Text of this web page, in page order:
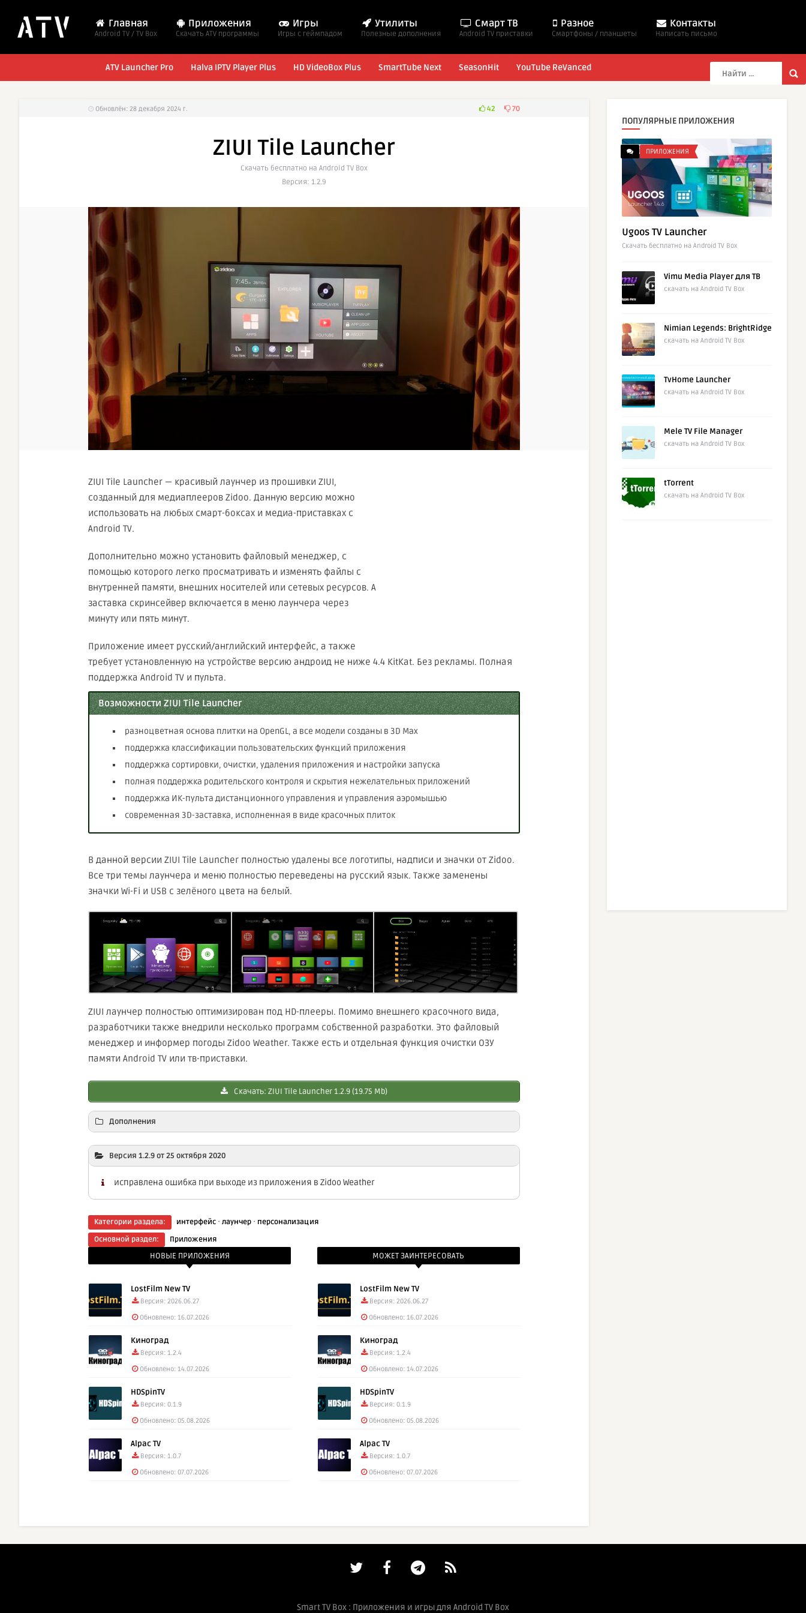
Главная
Android TV / TV Box
Приложения
Cкачать ATV программы
Игры
Игры с геймпадом
Утилиты
Полезные дополнения
Смарт ТВ
Android TV приставки
Разное
Смартфоны / планшеты
Контакты
Написать письмо
ATV Launcher Pro Halva IPTV Player Plus HD VideoBox Plus SmartTube Next SeasonHit YouTube ReVanced
Обновлён: 28 декабря 2024 г. 42 70
ZIUI Tile Launcher
Cкачать бесплатно на Android TV Box
Версия: 1.2.9
ZIUI Tile Launcher — красивый лаунчер из прошивки ZIUI,
созданный для медиаплееров Zidoo. Данную версию можно
использовать на любых смарт-боксах и медиа-приставках с
Android TV.
Дополнительно можно установить файловый менеджер, с
помощью которого легко просматривать и изменять файлы с
внутренней памяти, внешних носителей или сетевых ресурсов. А
заставка скринсейвер включается в меню лаунчера через
минуту или пять минут.
Приложение имеет русский/английский интерфейс, а также
требует установленную на устройстве версию андроид не ниже 4.4 KitKat. Без рекламы. Полная
поддержка Android TV и пульта.
Возможности ZIUI Tile Launcher
разноцветная основа плитки на OpenGL, а все модели созданы в 3D Max
поддержка классификации пользовательских функций приложения
поддержка сортировки, очистки, удаления приложения и настройки запуска
полная поддержка родительского контроля и скрытия нежелательных приложений
поддержка ИК-пульта дистанционного управления и управления аэромышью
современная 3D-заставка, исполненная в виде красочных плиток
В данной версии ZIUI Tile Launcher полностью удалены все логотипы, надписи и значки от Zidoo.
Все три темы лаунчера и меню полностью переведены на русский язык. Также заменены
значки Wi-Fi и USB с зелёного цвета на белый.
ZIUI лаунчер полностью оптимизирован под HD-плееры. Помимо внешнего красочного вида,
разработчики также внедрили несколько программ собственной разработки. Это файловый
менеджер и информер погоды Zidoo Weather. Также есть и отдельная функция очистки ОЗУ
памяти Android TV или тв-приставки.
Скачать: ZIUI Tile Launcher 1.2.9 (19.75 Mb)
Дополнения
Скачать: Zidoo File Explorer 2.4.9 (6.35 Mb)
Версия 1.2.9 от 25 октября 2020
исправлена ошибка при выходе из приложения в Zidoo Weather
Категории раздела: интерфейс · лаунчер · персонализация
Основной раздел:
Приложения
НОВЫЕ ПРИЛОЖЕНИЯ
LostFilm New TV
Версия: 2026.06.27
Обновлено: 16.07.2026
Киноград
Версия: 1.2.4
Обновлено: 14.07.2026
HDSpinTV
Версия: 0.1.9
Обновлено: 05.08.2026
Alpac TV
Версия: 1.0.7
Обновлено: 07.07.2026
МОЖЕТ ЗАИНТЕРЕСОВАТЬ
LostFilm New TV
Версия: 2026.06.27
Обновлено: 16.07.2026
Киноград
Версия: 1.2.4
Обновлено: 14.07.2026
HDSpinTV
Версия: 0.1.9
Обновлено: 05.08.2026
Alpac TV
Версия: 1.0.7
Обновлено: 07.07.2026
ПОПУЛЯРНЫЕ ПРИЛОЖЕНИЯ
ПРИЛОЖЕНИЯ
Ugoos TV Launcher
Cкачать бесплатно на Android TV Box
Vimu Media Player для ТВ
скачать на Android TV Box
Nimian Legends: BrightRidge
скачать на Android TV Box
TvHome Launcher
скачать на Android TV Box
Mele TV File Manager
скачать на Android TV Box
tTorrent
скачать на Android TV Box
Smart TV Box : Приложения и игры для Android TV Box